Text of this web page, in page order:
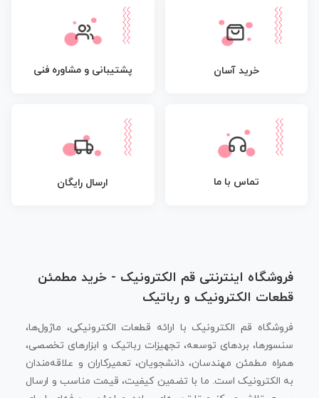
خرید آسان پشتیبانی و مشاوره فنی
تماس با ما ارسال رایگان
فروشگاه اینترنتی قم الکترونیک - خرید مطمئن
قطعات الکترونیک و رباتیک
فروشگاه قم الکترونیک با ارائه قطعات الکترونیکی، ماژول‌ها،
سنسورها، بردهای توسعه، تجهیزات رباتیک و ابزارهای تخصصی،
همراه مطمئن مهندسان، دانشجویان، تعمیرکاران و علاقه‌مندان
به الکترونیک است. ما با تضمین کیفیت، قیمت مناسب و ارسال